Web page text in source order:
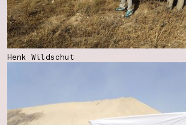
Henk Wildschut